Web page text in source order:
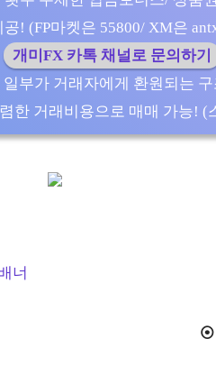
! (FP마켓은 55800/ XM은
개미FX 카톡 채널로 문의하기
부가 거래자에게 환원되는
한 거래비용으로 매매 가능! (
⦿